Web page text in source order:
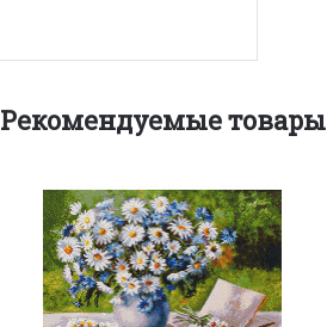
Рекомендуемые товары